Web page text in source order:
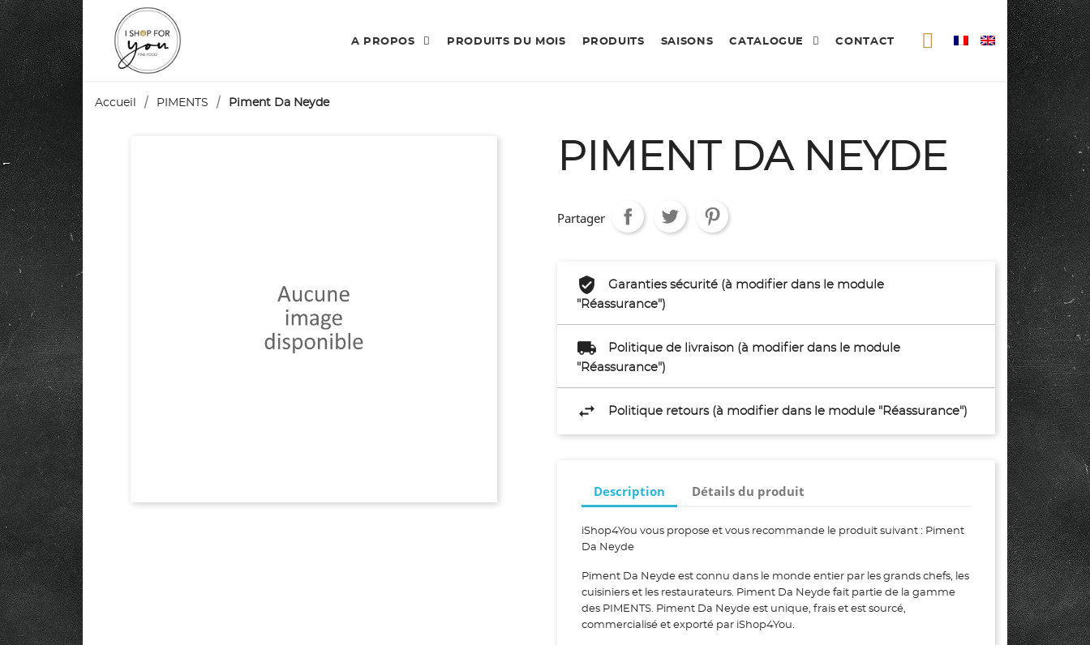
A PROPOS PRODUITS DU MOIS PRODUITS SAISONS CATALOGUE CONTACT
Accueil PIMENTS Piment Da Neyde
PIMENT DA NEYDE
Partager
Garanties sécurité (à modifier dans le module
"Réassurance")
Politique de livraison (à modifier dans le module
"Réassurance")
Politique retours (à modifier dans le module "Réassurance")
Description Détails du produit
iShop4You vous propose et vous recommande le produit suivant : Piment
Da Neyde
Piment Da Neyde est connu dans le monde entier par les grands chefs, les
cuisiniers et les restaurateurs. Piment Da Neyde fait partie de la gamme
des PIMENTS. Piment Da Neyde est unique, frais et est sourcé,
commercialisé et exporté par iShop4You.